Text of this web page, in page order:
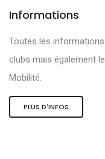
Informations
Toutes les
clubs mais également
Mobilité.
PLUS D'INFOS